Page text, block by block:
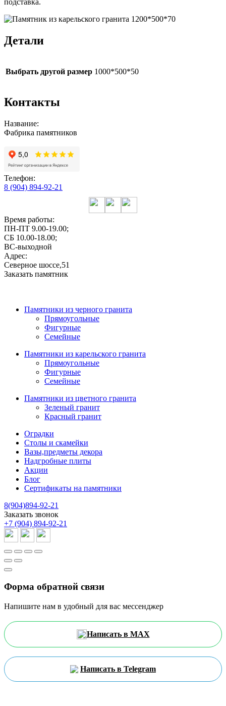
Детали
Выбрать другой размер 1000*500*50
Контакты
Название:
Фабрика памятников
Телефон:
8 (904) 894-92-21
Время работы:
ПН-ПТ 9.00-19.00;
СБ 10.00-18.00;
ВС-выходной
Адрес:
Северное шоссе,51
Заказать памятник
Памятники из черного гранита
Прямоугольные
Фигурные
Семейные
Памятники из карельского гранита
Прямоугольные
Фигурные
Семейные
Памятники из цветного гранита
Зеленый гранит
Красный гранит
Оградки
Столы и скамейки
Вазы,предметы декора
Надгробные плиты
Акции
Блог
Сертификаты на памятники
8(904)894-92-21
Заказать звонок
+7 (904) 894-92-21
Форма обратной связи
Напишите нам в удобный для вас мессенджер
Написать в MAX
Написать в Telegram